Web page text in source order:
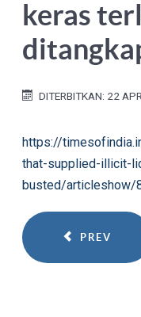
keras
DITERBITKAN: 22
https://
that-supplied-illicit-
busted/articleshow/
PREV